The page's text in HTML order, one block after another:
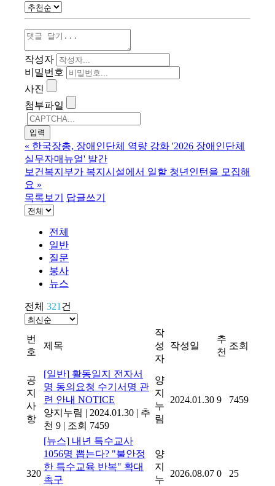
작성자
비밀번호
사진
첨부파일
« 한국장총, 장애인단체 역량 강화 '2026 장애인단체
실무자매뉴얼' 발간
보건복지부가 복지시설에서 일할 청년인턴을 모집해
요 »
목록보기
답글쓰기
전체
일반
질문
봉사
뉴스
전체 321 건
번
호
제목
작
성
자
작성일
추
천
조회
공
지
사
항
[일반] 활동일지 전자서
명 동의요청 수기서명 관
련 안내 NOTICE
양지누림 | 2024.01.30 | 추
천 9 | 조회 7459
양
지
누
림
2024.01.30 9 7459
320
[뉴스] 내년 특수교사
1056명 뽑는다? "불안정
한 특수교육 반복" 확대
촉구
양
지
누
2026.08.07 0 25